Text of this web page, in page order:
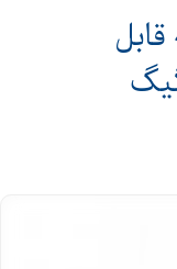
اینترنت ماهانت :مودم 4G قابل